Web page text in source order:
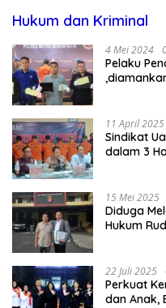
Hukum dan Kriminal
4 Mei 2024
Pelaku
11 April 2025
Sindikat
dalam 3
15 Mei 2025
Diduga
Hukum
22 Juli 2025
Perkuat
dan Anak,